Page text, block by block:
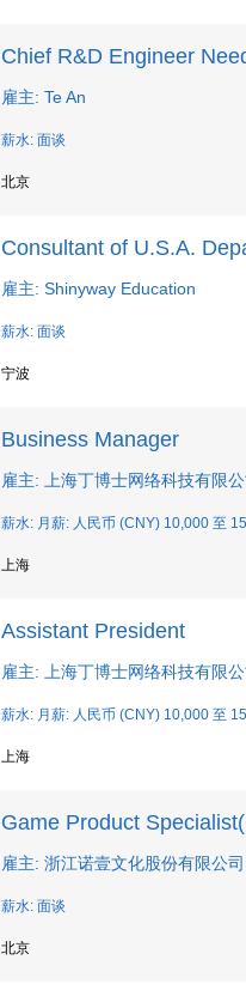
Chief R&D Engineer
雇主: Te An
薪水: 面谈
北京
Consultant of U.S.A.
雇主: Shinyway Education
薪水: 面谈
宁波
Business Manager
雇主: 上海丁博士网络科技有限
薪水: 月薪: 人民币 (CNY) 10,000 至
上海
Assistant President
雇主: 上海丁博士网络科技有限
薪水: 月薪: 人民币 (CNY) 10,000 至
上海
Game Product
雇主: 浙江诺壹文化股份有限公司
薪水: 面谈
北京